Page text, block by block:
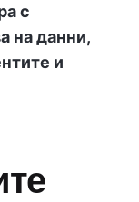
с
на данни,
и